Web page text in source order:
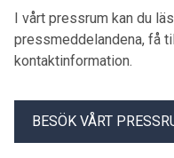
dömde man i dag emot
tvångsinlösen.
I vårt pressrum kan du
pressmeddelandena, få
kontaktinformation.
BESÖK VÅRT